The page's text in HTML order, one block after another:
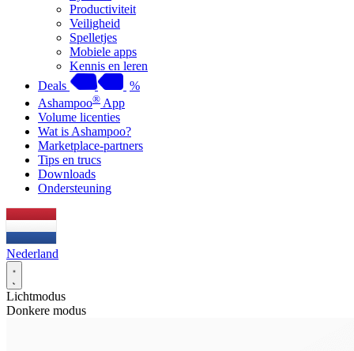
Productiviteit
Veiligheid
Spelletjes
Mobiele apps
Kennis en leren
Deals
%
Ashampoo® App
Volume licenties
Wat is Ashampoo?
Marketplace-partners
Tips en trucs
Downloads
Ondersteuning
Nederland
Lichtmodus
Donkere modus